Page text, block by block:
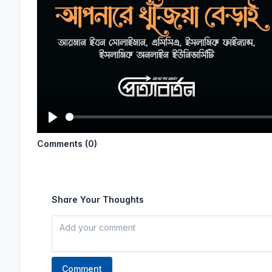
l
Comments (0)
Share Your Thoughts
Comment